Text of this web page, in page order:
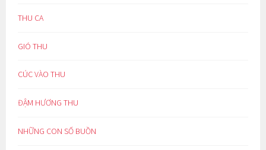
THU CA
GIÓ THU
CÚC VÀO THU
ĐẬM HƯƠNG THU
NHỮNG CON SỐ BUỒN